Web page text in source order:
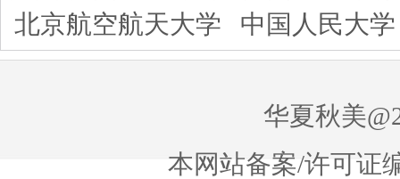
北京航空航天大学
中国人民大学
华夏秋美
本网站备案/许可证